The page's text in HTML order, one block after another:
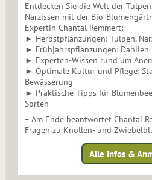
Entdecken Sie die Welt der
Narzissen mit der Bio-
Expertin Chantal Remmert:
► Herbstpflanzungen: Tulpen,
► Frühjahrspflanzungen: Dahlien
► Experten-Wissen rund um
► Optimale Kultur und Pflege:
Bewässerung
► Praktische Tipps für
Sorten
+ Am Ende beantwortet Chantal
Fragen zu Knollen- und
Alle Infos &